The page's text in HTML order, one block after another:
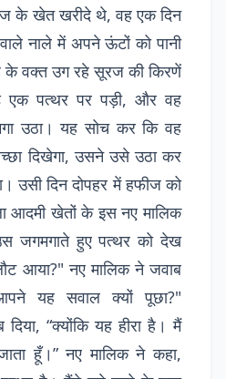
के खेत खरीदे थे, वह एक दिन
नाले में अपने ऊंटों को पानी
के वक्त उग रहे सूरज की किरणें
पत्थर पर पड़ी, और वह
उठा। यह सोच कर कि वह
दिखेगा, उसने उसे उठा कर
उसी दिन दोपहर में हफीज को
आदमी खेतों के इस नए मालिक
जगमगाते हुए पत्थर को देख
आया?" नए मालिक ने जवाब
यह सवाल क्यों पूछा?"
“क्योंकि यह हीरा है। मैं
हूँ।” नए मालिक ने कहा,